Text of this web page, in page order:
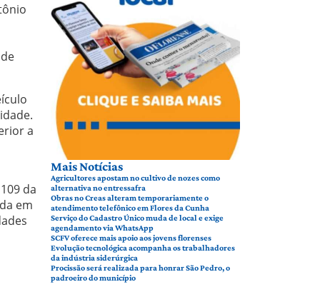
a
da
em
Mais Notícias
Agricultores apostam no cultivo de nozes como
alternativa no entressafra
Obras no Creas alteram temporariamente o
atendimento telefônico em Flores da Cunha
Serviço do Cadastro Único muda de local e exige
agendamento via WhatsApp
SCFV oferece mais apoio aos jovens florenses
Evolução tecnológica acompanha os trabalhadores
da indústria siderúrgica
Procissão será realizada para honrar São Pedro, o
padroeiro do município